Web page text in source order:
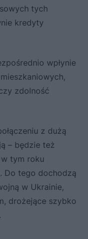
tych
kredyty
wpłynie
zdolność
z dużą
– będzie też
tym roku
. Do tego dochodzą
w Ukrainie,
drożejące szybko